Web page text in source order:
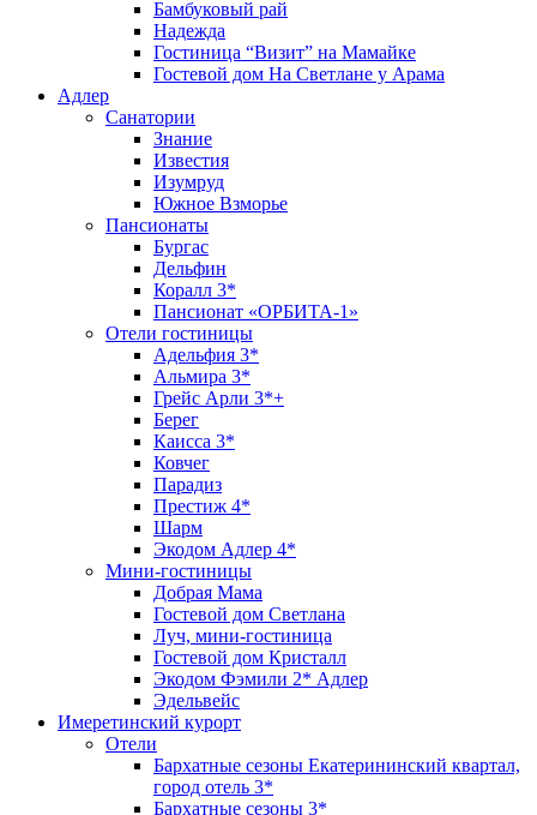
Бамбуковый рай
Надежда
Гостиница “Визит” на Мамайке
Гостевой дом На Светлане у Арама
Адлер
Санатории
Знание
Известия
Изумруд
Южное Взморье
Пансионаты
Бургас
Дельфин
Коралл 3*
Пансионат «ОРБИТА-1»
Отели гостиницы
Адельфия 3*
Альмира 3*
Грейс Арли 3*+
Берег
Каисса 3*
Ковчег
Парадиз
Престиж 4*
Шарм
Экодом Адлер 4*
Мини-гостиницы
Добрая Мама
Гостевой дом Светлана
Луч, мини-гостиница
Гостевой дом Кристалл
Экодом Фэмили 2* Адлер
Эдельвейс
Имеретинский курорт
Отели
Бархатные сезоны Екатерининский квартал,
город отель 3*
Бархатные сезоны 3*